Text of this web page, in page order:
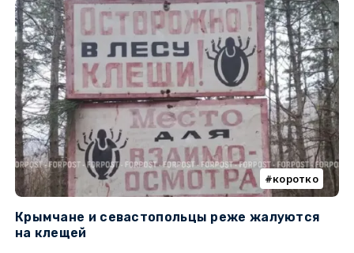
коротко
Крымчане и севастопольцы реже жалуются
на клещей